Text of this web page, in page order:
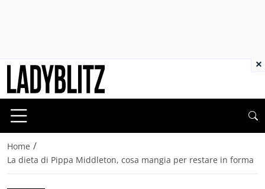
Home /
La dieta di Pippa Middleton, cosa mangia per restare in forma
×